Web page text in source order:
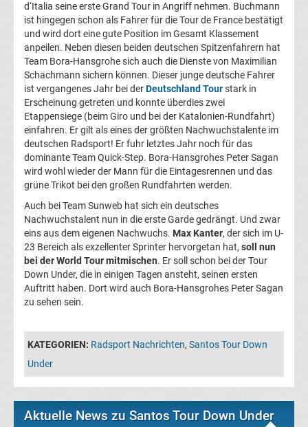
Telekom
Eishockey
live
im
TV
Tabellen
Ergebnisse
International:
La
Liga
La
Tabelle
d‘Italia seine erste Grand Tour in Angriff nehmen. Buchmann
ist hingegen schon als Fahrer für die Tour de France bestätigt
und wird dort eine gute Position im Gesamt Klassement
anpeilen. Neben diesen beiden deutschen Spitzenfahrern hat
Team Bora-Hansgrohe sich auch die Dienste von Maximilian
Schachmann sichern können. Dieser junge deutsche Fahrer
ist vergangenes Jahr bei derDeutschland Tourstark in
Erscheinung getreten und konnte überdies zwei
Etappensiege (beim Giro und bei der Katalonien-Rundfahrt)
einfahren. Er gilt als eines der größten Nachwuchstalente im
deutschen Radsport! Er fuhr letztes Jahr noch für das
dominante Team Quick-Step. Bora-Hansgrohes Peter Sagan
wird wohl wieder der Mann für die Eintagesrennen und das
grüne Trikot bei den großen Rundfahrten werden.
Auch bei Team Sunweb hat sich ein deutsches
Nachwuchstalent nun in die erste Garde gedrängt. Und zwar
eins aus dem eigenen Nachwuchs. Max Kanter, der sich im U-
23 Bereich als exzellenter Sprinter hervorgetan hat, soll nun
bei der World Tour mitmischen. Er soll schon bei der Tour
Down Under, die in einigen Tagen ansteht, seinen ersten
Auftritt haben. Dort wird auch Bora-Hansgrohes Peter Sagan
zu sehen sein.
KATEGORIEN: Radsport Nachrichten, Santos Tour Down
Under
Aktuelle News zu Santos Tour Down Under